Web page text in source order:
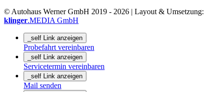
© Autohaus Werner GmbH 2019 - 2026 | Layout & Umsetzung:
klinger.MEDIA GmbH
_self Link anzeigen
Probefahrt vereinbaren
_self Link anzeigen
Servicetermin vereinbaren
_self Link anzeigen
Mail senden